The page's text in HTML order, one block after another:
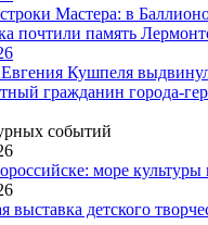
Мастера: в
почтили память
Кушпеля
гражданин города-
событий
море
выставка детского